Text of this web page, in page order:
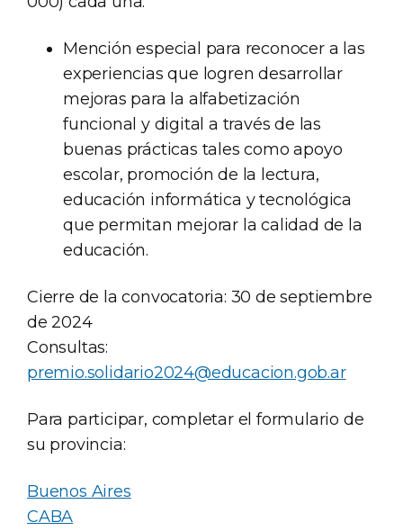
Mención especial para reconocer a las
experiencias que logren desarrollar
mejoras para la alfabetización
funcional y digital a través de las
buenas prácticas tales como apoyo
escolar, promoción de la lectura,
educación informática y tecnológica
que permitan mejorar la calidad de la
educación.
Cierre de la convocatoria: 30 de septiembre
de 2024
Consultas:
premio.solidario2024@educacion.gob.ar
Para participar, completar el formulario de
su provincia:
Buenos Aires
CABA